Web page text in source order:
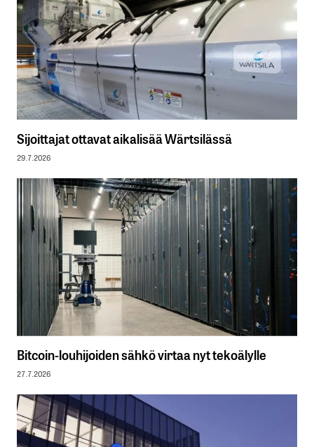
Sijoittajat ottavat aikalisää Wärtsilässä
29.7.2026
Bitcoin-louhijoiden sähkö virtaa nyt tekoälylle
27.7.2026